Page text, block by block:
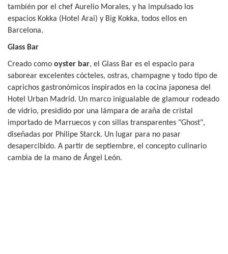
también por el chef Aurelio Morales, y ha impulsado los
espacios Kokka (Hotel Arai) y Big Kokka, todos ellos en
Barcelona.
Glass Bar
Creado como oyster bar, el Glass Bar es el espacio para
saborear excelentes cócteles, ostras, champagne y todo tipo de
caprichos gastronómicos inspirados en la cocina japonesa del
Hotel Urban Madrid. Un marco inigualable de glamour rodeado
de vidrio, presidido por una lámpara de araña de cristal
importado de Marruecos y con sillas transparentes "Ghost",
diseñadas por Philipe Starck. Un lugar para no pasar
desapercibido. A partir de septiembre, el concepto culinario
cambia de la mano de Ángel León.